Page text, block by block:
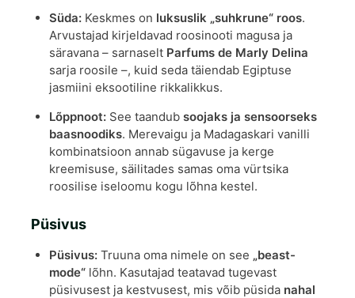
Süda:Keskmes on luksuslik „suhkrune“ roos.
Arvustajad kirjeldavad roosinooti magusa ja
säravana – sarnaselt Parfums de Marly Delina
sarja roosile –, kuid seda täiendab Egiptuse
jasmiini eksootiline rikkalikkus.
Lõppnoot:See taandub soojaks ja sensoorseks
baasnoodiks. Merevaigu ja Madagaskari vanilli
kombinatsioon annab sügavuse ja kerge
kreemisuse, säilitades samas oma vürtsika
roosilise iseloomu kogu lõhna kestel.
Püsivus
Püsivus:Truuna oma nimele on see „beast-
mode“lõhn. Kasutajad teatavad tugevast
püsivusest ja kestvusest, mis võib püsida nahal